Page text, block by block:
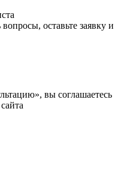
оставьте заявку и
вы соглашаетесь
сайта